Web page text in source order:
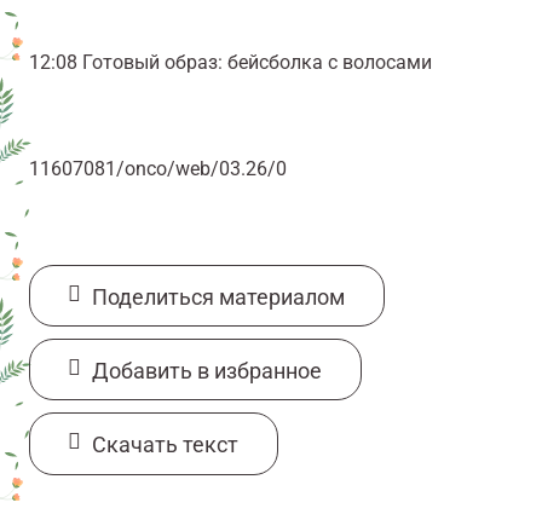
12:08 Готовый образ: бейсболка с волосами
11607081/onco/web/03.26/0
Поделиться материалом
Добавить в избранное
Cкачать текст